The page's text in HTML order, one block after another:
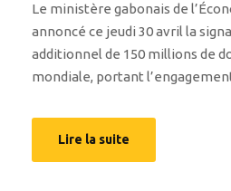
Le ministère gabonais de
annoncé ce jeudi 30 avril la
additionnel de 150 millions de
mondiale, portant
Lire la suite